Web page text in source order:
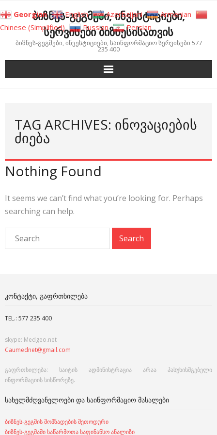
to
content
ბიზნეს-გეგმები, ინვესტიციები,
სერვისები ბიზნესისათვის
ბიზნეს-გეგმები, ინვესტიციები, საინფორმაციო სერვისები 577
235 400
TAG ARCHIVES: ᲘᲜᲝᲕᲐᲪᲘᲔᲑᲘᲡ
ᲫᲘᲔᲑᲐ
Nothing Found
It seems we can’t find what you’re looking for. Perhaps
searching can help.
ᲙᲝᲜᲢᲐᲥᲢᲘ, ᲒᲐᲤᲠᲗᲮᲘᲚᲔᲑᲐ
TEL.: 577 235 400
skype: Medgeo.net
Caumednet@gmail.com
გაფრთხილება: საიტის ადმინისტრაცია არაა პასუხისმგებელი
ინფორმაციის სისწორეზე.
ᲡᲐᲮᲔᲚᲛᲫᲦᲕᲐᲜᲔᲚᲝᲔᲑᲘ ᲓᲐ ᲡᲐᲘᲜᲤᲝᲠᲛᲐᲪᲘᲝ ᲛᲐᲡᲐᲚᲔᲑᲘ
ბიზნეს-გეგმის მომზადების მეთოდური
ბიზნეს-გეგმაში საწარმოთა საფინანსო ანალიზი
Georgian English Azerbaijani
Armenian
Chinese (Simplified)
Russian Persian